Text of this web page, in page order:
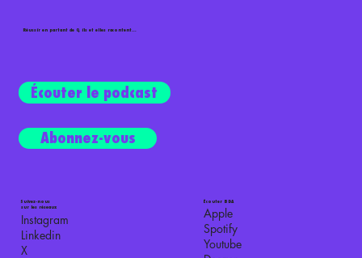
Écouter le podcast
Réussir en partant de 0, ils et elles racontent...
Suivez-nous
sur les réseaux
Instagram
Linkedin
X
Écouter BDA
Apple
Spotify
Youtube
Abonnez-vous